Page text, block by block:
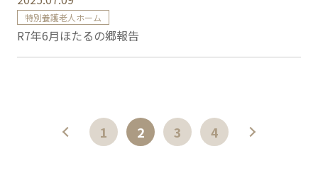
特別養護老人ホーム
R7年6月ほたるの郷報告
1 2 3 4
>